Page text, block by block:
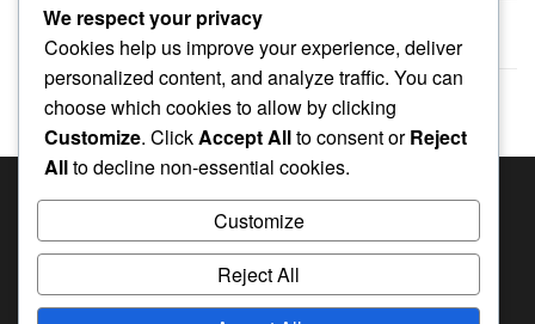
February 2026
January 2026
SØK
Search
for:
We respect your privacy
Cookies help us improve your experience, deliver
personalized content, and analyze traffic. You can
choose which cookies to allow by clicking
Customize. ClickAccept Allto consent orReject
Allto decline non-essential cookies.
Customize
Reject All